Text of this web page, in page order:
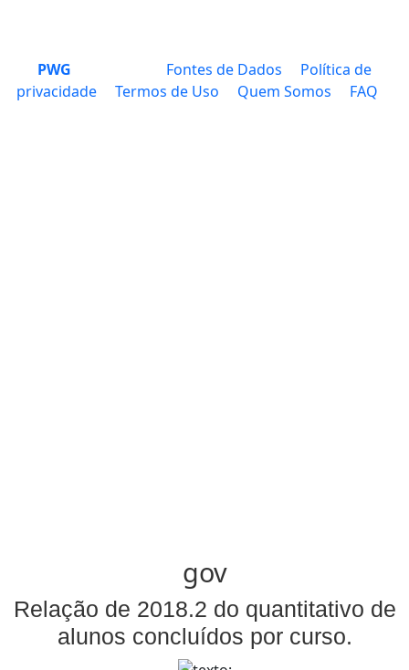
PWG Fontes de Dados
Política de
privacidade
Termos de Uso Quem Somos FAQ
gov
Relação de 2018.2 do quantitativo de
alunos concluídos por curso.